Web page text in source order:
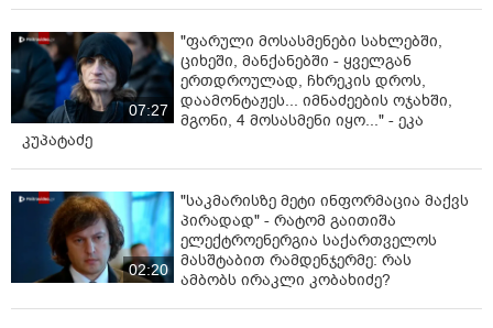
07:27
"ფარული მოსასმენები სახლებში,
ციხეში, მანქანებში - ყველგან
ერთდროულად, ჩხრეკის დროს,
დაამონტაჟეს... იმნაძეების ოჯახში,
მგონი, 4 მოსასმენი იყო..." - ეკა
კუპატაძე
02:20
"საკმარისზე მეტი ინფორმაცია მაქვს
პირადად" - რატომ გაითიშა
ელექტროენერგია საქართველოს
მასშტაბით რამდენჯერმე: რას
ამბობს ირაკლი კობახიძე?